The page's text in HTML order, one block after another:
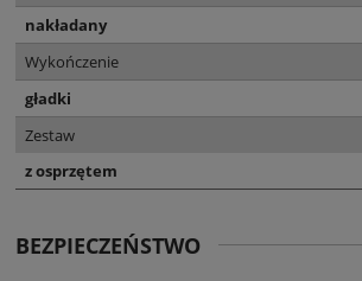
nakładany
Wykończenie
gładki
Zestaw
z osprzętem
BEZPIECZEŃSTWO